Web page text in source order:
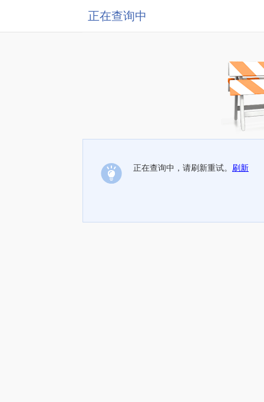
正在查询中
正在查询中，请刷新重试。 刷新